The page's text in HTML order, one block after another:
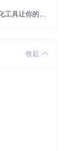
收起